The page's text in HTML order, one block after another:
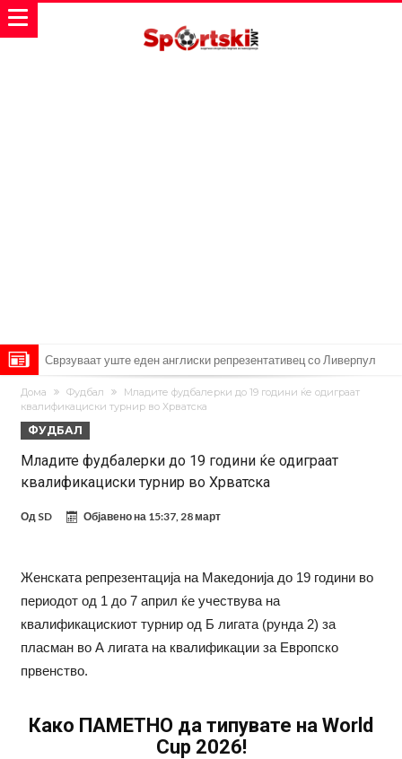
Замена за Влаховиќ: Напаѓачот на Манчестер доаѓа во Јувентус!
УЕФА повторно се заканува со бојкот на турнирите на ФИФА
поради Инфантино
Мурињо бесен поради одлуката на Реал: Протекоа детали од
разговорот што го потресе Мадрид!
Трансфер бомба во најва – Ливерпул сака да се засили од Реал
Мадрид!
Карагер ги изненади сите со својата прогноза: “Тие ќе ја освојат
Премиер лигата, а причината е едноставна”
Родри ги отвори вратите за трансфер во Барселона, Реал Мадрид
година
Директор на ФИА за драмата во Формула 1: Не можеме да одиме
толку далеку!
Колку бара ПСЖ и кој е „плафонот“ на Ливерпул за трансферот
ан Бредли Баркола?
Дома Фудбал
Младите фудбалерки до 19 години ќе одиграат
квалификациски турнир во Хрватска
ФУДБАЛ
Младите фудбалерки до 19 години ќе одиграат
квалификациски турнир во Хрватска
Од SD Објавено на 15:37, 28 март
Женската репрезентација на Македонија до 19 години во
периодот од 1 до 7 април ќе учествува на
квалификацискиот турнир од Б лигата (рунда 2) за
пласман во А лигата на квалификации за Европско
првенство.
Како ПАМЕТНО да типувате на World
Cup 2026!